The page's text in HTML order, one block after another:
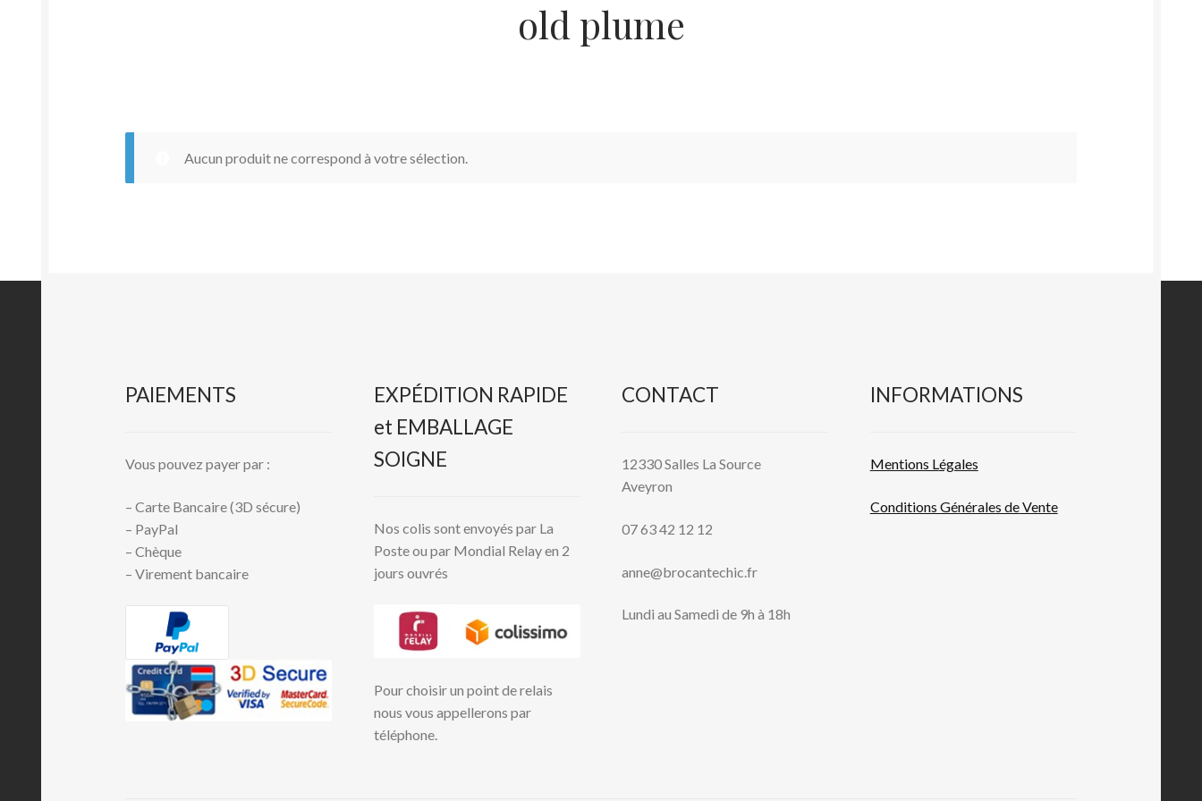
old plume
Aucun produit ne correspond à votre sélection.
PAIEMENTS
Vous pouvez payer par :
– Carte Bancaire (3D sécure)
– PayPal
– Chèque
– Virement bancaire
EXPÉDITION RAPIDE
et EMBALLAGE
SOIGNE
Nos colis sont envoyés par La
Poste ou par Mondial Relay en 2
jours ouvrés
Pour choisir un point de relais
nous vous appellerons par
téléphone.
CONTACT
12330 Salles La Source
Aveyron
07 63 42 12 12
anne@brocantechic.fr
Lundi au Samedi de 9h à 18h
INFORMATIONS
Mentions Légales
Conditions Générales deVente